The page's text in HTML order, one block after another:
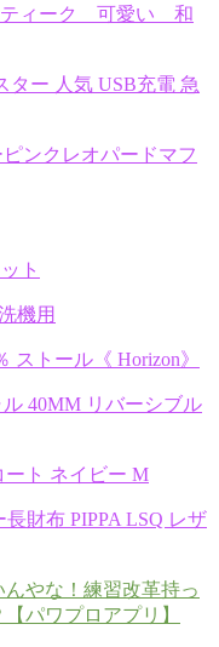
ィーク 可愛い 和
ター 人気 USB充電 急
ンクレオパードマフ
ト
機用
トール《 Horizon》
40MM リバーシブル
ート ネイビー M
財布 PIPPA LSQ レザ
んやな！練習改革持っ
パワプロアプリ】